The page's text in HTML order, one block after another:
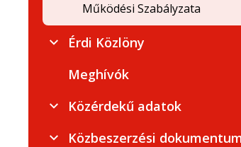
Működési Szabályzata
Érdi Közlöny
Meghívók
Közérdekű adatok
Közbeszerzési